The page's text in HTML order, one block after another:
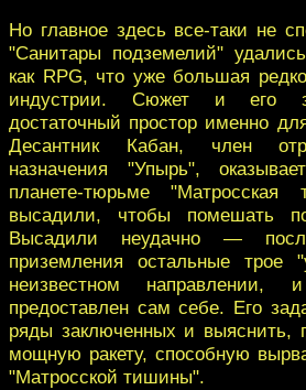
Но главное здесь все-таки не
"Санитары подземелий"
как RPG, что уже большая
индустрии. Сюжет и его
достаточный простор именно
Десантник Кабан, член
назначения "Упырь",
планете-тюрьме
высадили, чтобы помешать
Высадили неудачно — после
приземления остальные трое
неизвестном направлении,
предоставлен сам себе. Его
ряды заключенных и выяснить,
мощную ракету, способную
"Матросской тишины".